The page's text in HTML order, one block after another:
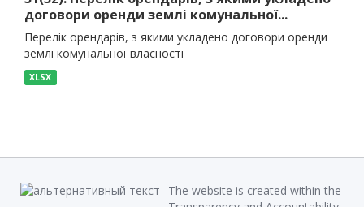
договори оренди землі комунальної...
Перелік орендарів, з якими укладено договори оренди
землі комунальної власності
XLSX
The website is created within the